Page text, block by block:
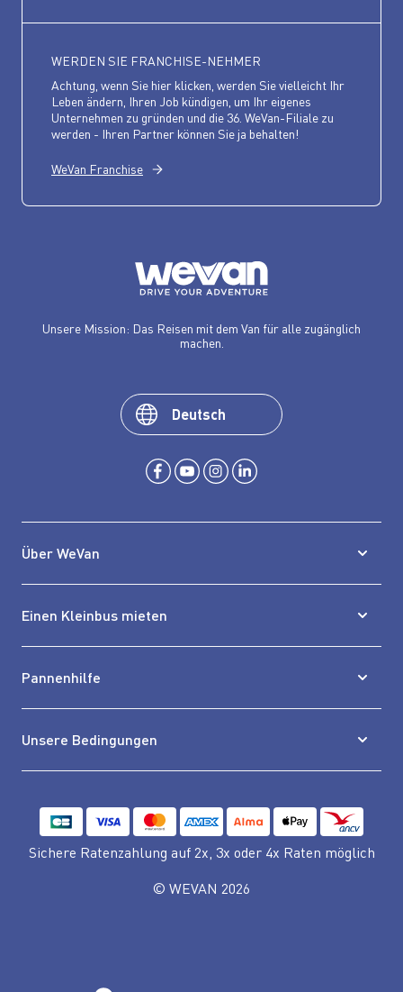
WERDEN SIE FRANCHISE-NEHMER
Achtung, wenn Sie hier klicken, werden Sie vielleicht Ihr
Leben ändern, Ihren Job kündigen, um Ihr eigenes
Unternehmen zu gründen und die 36. WeVan-Filiale zu
werden - Ihren Partner können Sie ja behalten!
WeVan Franchise
Unsere Mission: Das Reisen mit dem Van für alle zugänglich
machen.
Über WeVan
Einen Kleinbus mieten
Pannenhilfe
Unsere Bedingungen
Deutsch
Sichere Ratenzahlung auf 2x, 3x oder 4x Raten möglich
© WEVAN 2026